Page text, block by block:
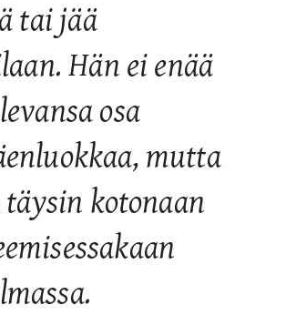
tai jää
Hän ei enää
osa
mutta
täysin kotonaan